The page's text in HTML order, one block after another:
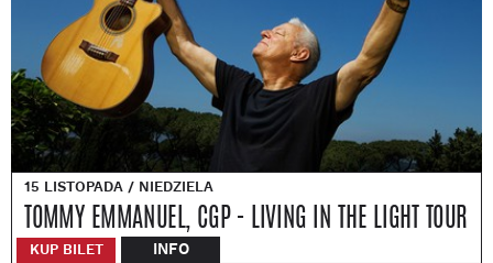
15 LISTOPADA / NIEDZIELA
TOMMY EMMANUEL, CGP - LIVING IN THE LIGHT TOUR
KUP BILET INFO